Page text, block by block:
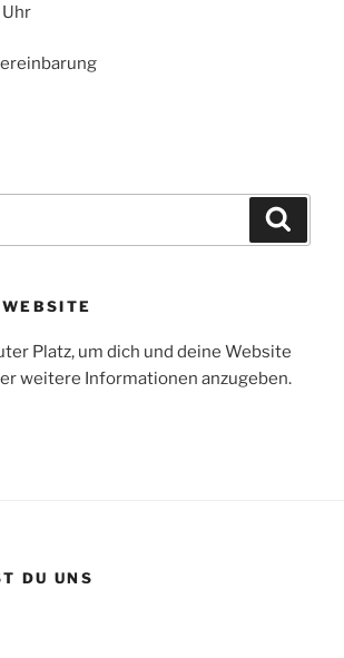
Uhr
Platz, um dich und deine Website
weitere Informationen anzugeben.
DU UNS